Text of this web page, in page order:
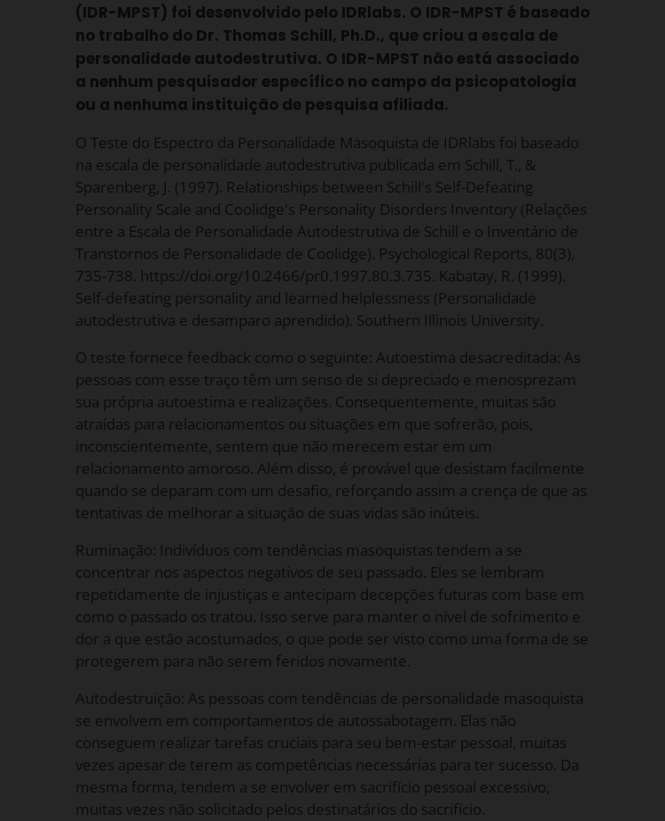
(IDR-MPST) foi desenvolvido pelo IDRlabs. O IDR-MPST é baseado
no trabalho do Dr. Thomas Schill, Ph.D., que criou a escala de
personalidade autodestrutiva. O IDR-MPST não está associado
a nenhum pesquisador específico no campo da psicopatologia
ou a nenhuma instituição de pesquisa afiliada.
O Teste do Espectro da Personalidade Masoquista de IDRlabs foi baseado
na escala de personalidade autodestrutiva publicada em Schill, T., &
Sparenberg, J. (1997). Relationships between Schill's Self-Defeating
Personality Scale and Coolidge's Personality Disorders Inventory (Relações
entre a Escala de Personalidade Autodestrutiva de Schill e o Inventário de
Transtornos de Personalidade de Coolidge). Psychological Reports, 80(3),
735-738. https://doi.org/10.2466/pr0.1997.80.3.735. Kabatay, R. (1999).
Self-defeating personality and learned helplessness (Personalidade
autodestrutiva e desamparo aprendido). Southern Illinois University.
O teste fornece feedback como o seguinte: Autoestima desacreditada: As
pessoas com esse traço têm um senso de si depreciado e menosprezam
sua própria autoestima e realizações. Consequentemente, muitas são
atraídas para relacionamentos ou situações em que sofrerão, pois,
inconscientemente, sentem que não merecem estar em um
relacionamento amoroso. Além disso, é provável que desistam facilmente
quando se deparam com um desafio, reforçando assim a crença de que as
tentativas de melhorar a situação de suas vidas são inúteis.
Ruminação: Indivíduos com tendências masoquistas tendem a se
concentrar nos aspectos negativos de seu passado. Eles se lembram
repetidamente de injustiças e antecipam decepções futuras com base em
como o passado os tratou. Isso serve para manter o nível de sofrimento e
dor a que estão acostumados, o que pode ser visto como uma forma de se
protegerem para não serem feridos novamente.
Autodestruição: As pessoas com tendências de personalidade masoquista
se envolvem em comportamentos de autossabotagem. Elas não
conseguem realizar tarefas cruciais para seu bem-estar pessoal, muitas
vezes apesar de terem as competências necessárias para ter sucesso. Da
mesma forma, tendem a se envolver em sacrifício pessoal excessivo,
muitas vezes não solicitado pelos destinatários do sacrifício.